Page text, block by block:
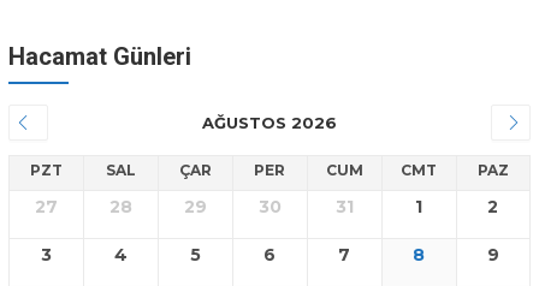
Hacamat Günleri
AĞUSTOS 2026
PZT SAL ÇAR PER CUM CMT PAZ
27 28 29 30 31 1 2
3 4 5 6 7 8 9